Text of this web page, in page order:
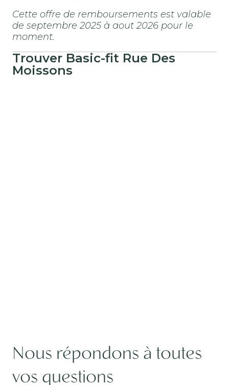
Cette offre de remboursements est valable
de septembre 2025 à aout 2026 pour le
moment.
Trouver Basic-fit Rue Des
Moissons
Nous répondons à toutes
vos questions